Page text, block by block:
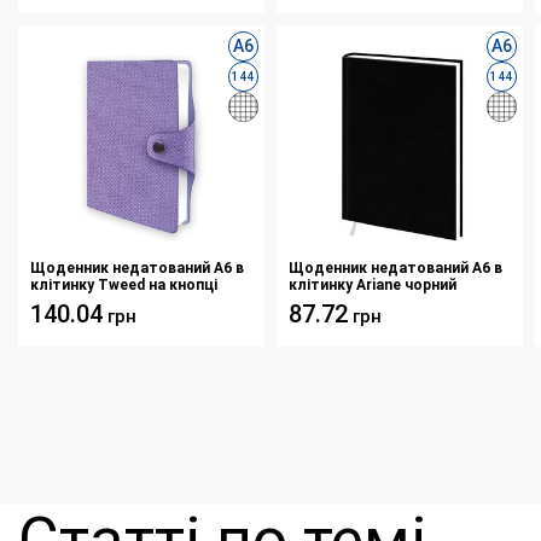
А6
144
Щоденник недатований А6 в
клітинку Tweed на кнопці
фіолетовий
140.04 грн
А6
144
Щоденник недатований А6 в
клітинку Ariane чорний
87.72 грн